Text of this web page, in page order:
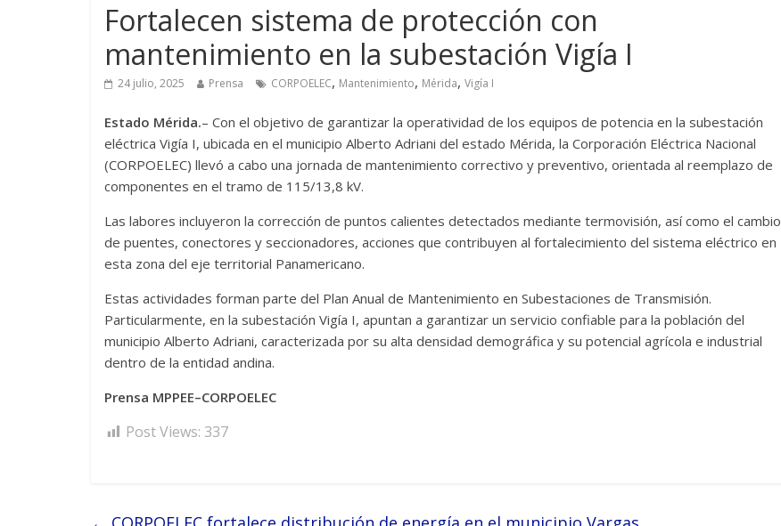
Fortalecen sistema de protección con
mantenimiento en la subestación Vigía I
24 julio, 2025 Prensa CORPOELEC, Mantenimiento, Mérida, Vigía I
Estado Mérida.– Con el objetivo de garantizar la operatividad de los equipos de potencia en la subestación
eléctrica Vigía I, ubicada en el municipio Alberto Adriani del estado Mérida, la Corporación Eléctrica Nacional
(CORPOELEC) llevó a cabo una jornada de mantenimiento correctivo y preventivo, orientada al reemplazo de
componentes en el tramo de 115/13,8 kV.
Las labores incluyeron la corrección de puntos calientes detectados mediante termovisión, así como el cambio
de puentes, conectores y seccionadores, acciones que contribuyen al fortalecimiento del sistema eléctrico en
esta zona del eje territorial Panamericano.
Estas actividades forman parte del Plan Anual de Mantenimiento en Subestaciones de Transmisión.
Particularmente, en la subestación Vigía I, apuntan a garantizar un servicio confiable para la población del
municipio Alberto Adriani, caracterizada por su alta densidad demográfica y su potencial agrícola e industrial
dentro de la entidad andina.
Prensa MPPEE–CORPOELEC
Post Views: 337